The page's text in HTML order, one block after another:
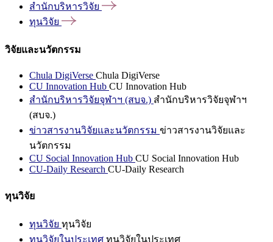
สำนักบริหารวิจัย
ทุนวิจัย
วิจัยและนวัตกรรม
Chula DigiVerse Chula DigiVerse
CU Innovation Hub CU Innovation Hub
สำนักบริหารวิจัยจุฬาฯ (สบจ.) สำนักบริหารวิจัยจุฬาฯ
(สบจ.)
ข่าวสารงานวิจัยและนวัตกรรม ข่าวสารงานวิจัยและ
นวัตกรรม
CU Social Innovation Hub CU Social Innovation Hub
CU-Daily Research CU-Daily Research
ทุนวิจัย
ทุนวิจัย ทุนวิจัย
ทุนวิจัยในประเทศ ทุนวิจัยในประเทศ